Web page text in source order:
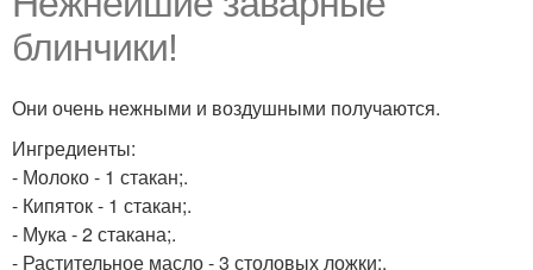
блинчики!
Они очень нежными и воздушными получаются.
Ингредиенты:
- Молоко - 1 стакан;.
- Кипяток - 1 стакан;.
- Мука - 2 стакана;.
- Растительное масло - 3 столовых ложки;.